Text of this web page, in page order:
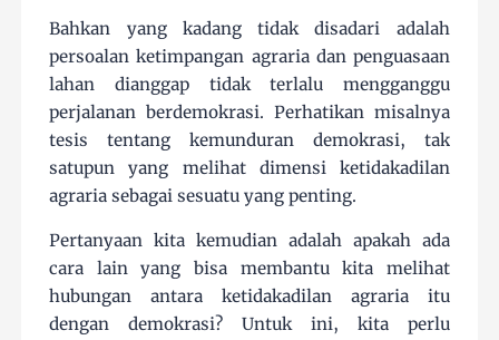
Bahkan yang kadang tidak disadari adalah
persoalan ketimpangan agraria dan penguasaan
lahan dianggap tidak terlalu mengganggu
perjalanan berdemokrasi. Perhatikan misalnya
tesis tentang kemunduran demokrasi, tak
satupun yang melihat dimensi ketidakadilan
agraria sebagai sesuatu yang penting.
Pertanyaan kita kemudian adalah apakah ada
cara lain yang bisa membantu kita melihat
hubungan antara ketidakadilan agraria itu
dengan demokrasi? Untuk ini, kita perlu